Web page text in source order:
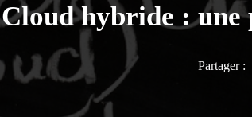
Cloud hybride : une
Partager :